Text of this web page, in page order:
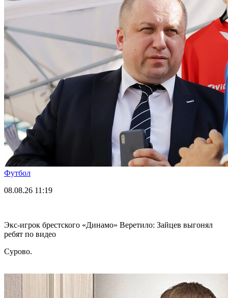
Футбол
08.08.26 11:19
Экс-игрок брестского «Динамо» Веретило: Зайцев выгонял
ребят по видео
Сурово.